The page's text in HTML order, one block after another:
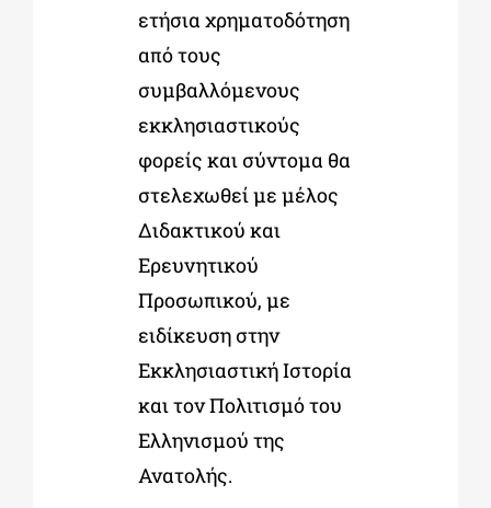
ετήσια χρηματοδότηση
από τους
συμβαλλόμενους
εκκλησιαστικούς
φορείς και σύντομα θα
στελεχωθεί με μέλος
Διδακτικού και
Ερευνητικού
Προσωπικού, με
ειδίκευση στην
Εκκλησιαστική Ιστορία
και τον Πολιτισμό του
Ελληνισμού της
Ανατολής.